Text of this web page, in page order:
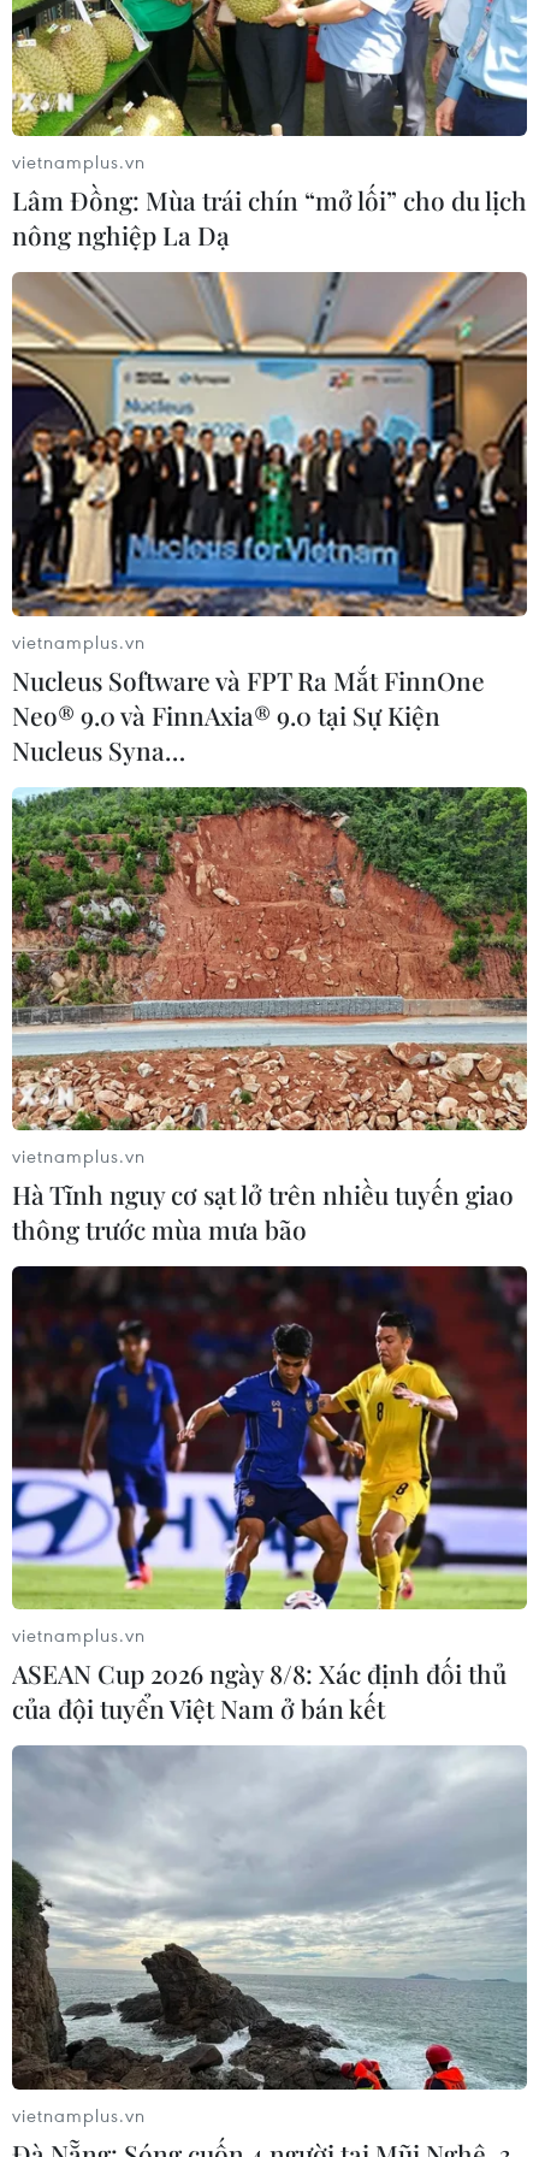
học sinh tại 3 điểm trường tại khu
vực này tạm thời phải nghỉ học.
(TTXVN/Vietnam+)
#Mưa lớn #Lũ quét #Đề phòng lốc sét
Theo dõi VietnamPlus
TIN LIÊN QUAN
Bắc Bộ mưa lớn trong ngày cuối tuần,
cảnh báo lốc sét và gió giật mạnh
24/05/2024 23:33
Ngày và đêm 25/5, Bắc Bộ có mưa rào và dông rải rác,
cục bộ có mưa to với lượng mưa 20-40mm, có nơi trên
80mm.
Tin nóng 21/5: Giao thông ven biển
Mũi Né tê liệt vì mưa lớn gây tràn cát
21/05/2024 12:05
Cát từ đồi cát Hàm Tiến - Mũi Né (Bình Thuận) tràn
xuống đường đi, khiến nhiều tuyến giao thông ven biển
Mũi Né bị tê liệt, phương tiện không thể di chuyển.
vietnamplus.vn
Lâm Đồng: Mùa trái chín “mở lối” cho du lịch
nông nghiệp La Dạ
vietnamplus.vn
Nucleus Software và FPT Ra Mắt FinnOne
Neo® 9.0 và FinnAxia® 9.0 tại Sự Kiện
Nucleus Syna…
vietnamplus.vn
Hà Tĩnh nguy cơ sạt lở trên nhiều tuyến giao
thông trước mùa mưa bão
vietnamplus.vn
ASEAN Cup 2026 ngày 8/8: Xác định đối thủ
của đội tuyển Việt Nam ở bán kết
vietnamplus.vn